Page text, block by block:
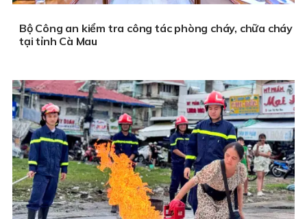
Bộ Công an kiểm tra công tác phòng cháy, chữa cháy
tại tỉnh Cà Mau